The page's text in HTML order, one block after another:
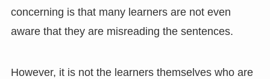
concerning is that many learners are not even
aware that they are misreading the sentences.
However, it is not the learners themselves who are